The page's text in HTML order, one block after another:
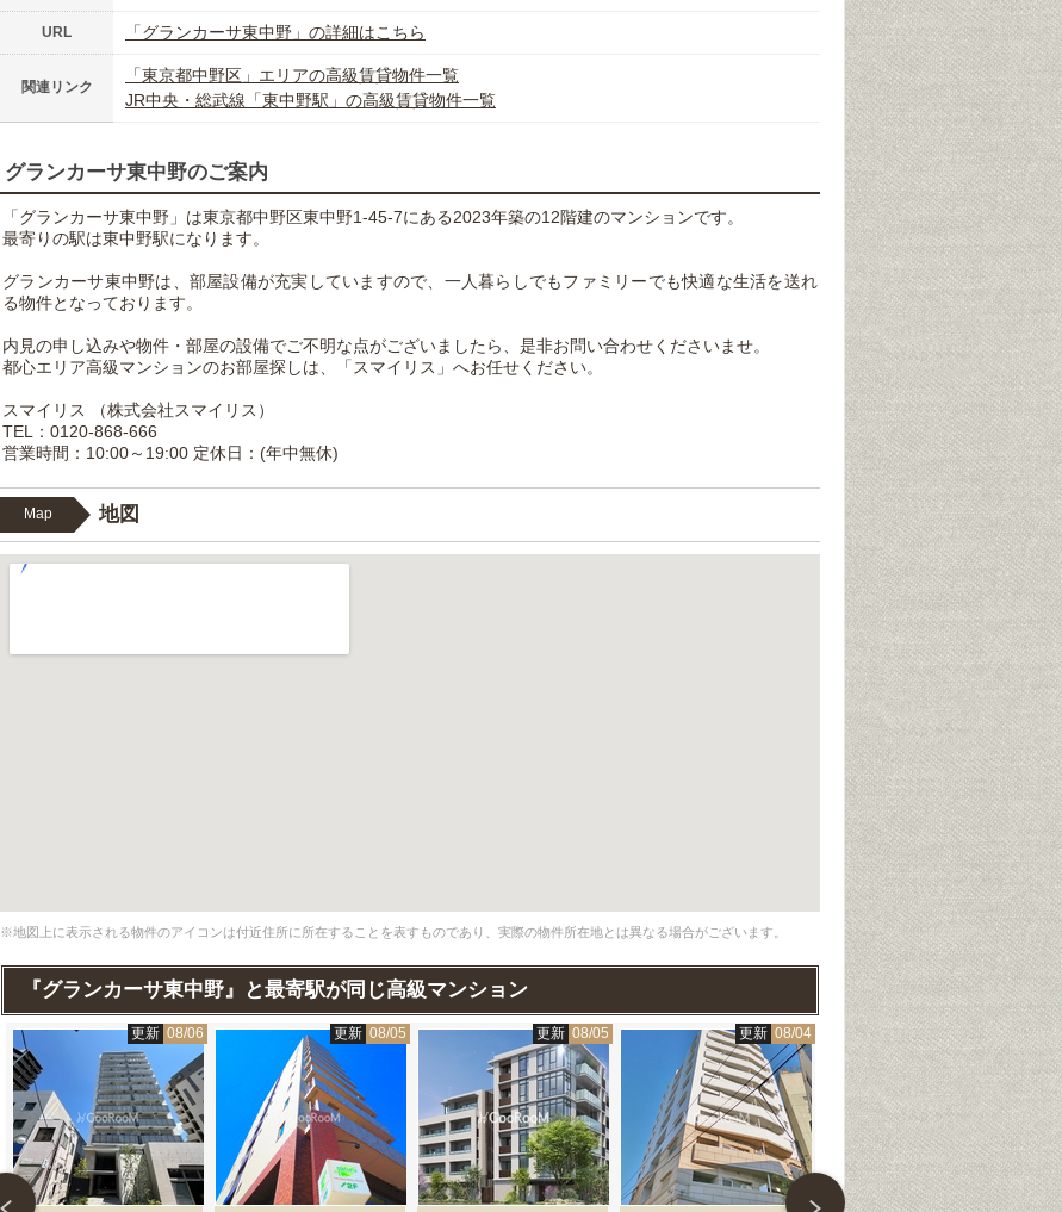
URL 「グランカーサ東中野」の詳細はこちら
関連リンク
「東京都中野区」エリアの高級賃貸物件一覧
JR中央・総武線「東中野駅」の高級賃貸物件一覧
グランカーサ東中野のご案内
「グランカーサ東中野」は東京都中野区東中野1-45-7にある2023年築の12階建のマンションです。
最寄りの駅は東中野駅になります。
グランカーサ東中野は、部屋設備が充実していますので、一人暮らしでもファミリーでも快適な生活を送れ
る物件となっております。
内見の申し込みや物件・部屋の設備でご不明な点がございましたら、是非お問い合わせくださいませ。
都心エリア高級マンションのお部屋探しは、「スマイリス」へお任せください。
スマイリス （株式会社スマイリス）
TEL：0120-868-666
営業時間：10:00～19:00 定休日：(年中無休)
Map 地図
※地図上に表示される物件のアイコンは付近住所に所在することを表すものであり、実際の物件所在地とは異なる場合がございます。
『グランカーサ東中野』と最寄駅が同じ高級マンション
更新 08/06 更新 08/05 更新 08/05 更新 08/04 更新 08/04